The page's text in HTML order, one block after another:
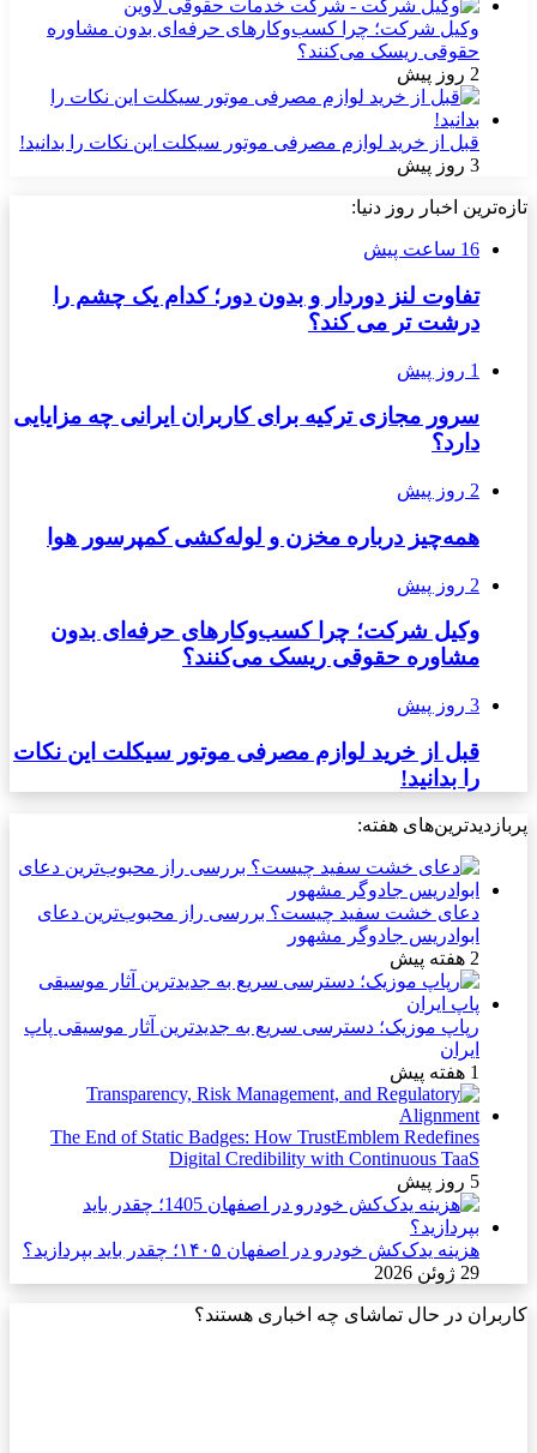
وکیل شرکت؛ چرا کسب‌وکارهای حرفه‌ای بدون مشاوره
حقوقی ریسک می‌کنند؟
2 روز پیش
قبل از خرید لوازم مصرفی موتور سیکلت این نکات را بدانید!
3 روز پیش
تازه‌ترین اخبار روز دنیا:
16 ساعت پیش
تفاوت لنز دوردار و بدون دور؛ کدام یک چشم را
درشت تر می کند؟
1 روز پیش
سرور مجازی ترکیه برای کاربران ایرانی چه مزایایی
دارد؟
2 روز پیش
همه‌چیز درباره مخزن و لوله‌کشی کمپرسور هوا
2 روز پیش
وکیل شرکت؛ چرا کسب‌وکارهای حرفه‌ای بدون
مشاوره حقوقی ریسک می‌کنند؟
3 روز پیش
قبل از خرید لوازم مصرفی موتور سیکلت این نکات
را بدانید!
پربازدیدترین‌های هفته:
دعای خشت سفید چیست؟ بررسی راز محبوب‌ترین دعای
ابوادریس جادوگر مشهور
2 هفته پیش
رپاپ موزیک؛ دسترسی سریع به جدیدترین آثار موسیقی پاپ
ایران
1 هفته پیش
The End of Static Badges: How TrustEmblem Redefines
Digital Credibility with Continuous TaaS
5 روز پیش
هزینه یدک‌کش خودرو در اصفهان ۱۴۰۵؛ چقدر باید بپردازید؟
29 ژوئن 2026
کاربران در حال تماشای چه اخباری هستند؟